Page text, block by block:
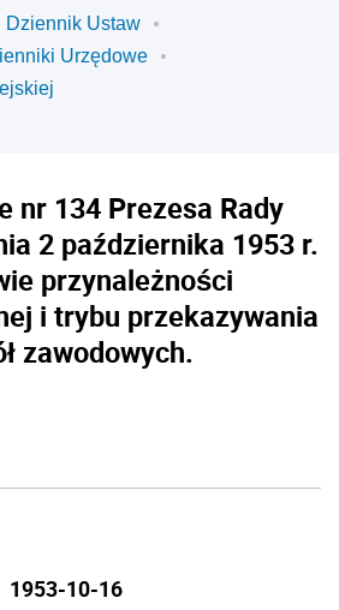
Dziennik Ustaw
Urzędowe
nr 134 Prezesa Rady
2 października 1953 r.
przynależności
i trybu przekazywania
zawodowych.
1953-10-16